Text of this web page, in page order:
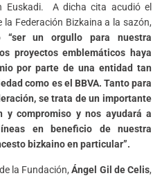
Euskadi. A dicha cita acudió el
la Federación Bizkaina a la sazón,
“ser un orgullo para nuestra
proyectos emblemáticos haya
por parte de una entidad tan
como es el BBVA. Tanto para
se trata de un importante
y compromiso y nos ayudará a
en beneficio de nuestra
bizkaino en particular”.
la Fundación,Ángel Gil de Celis,